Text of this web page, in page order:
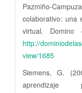
Pazmiño-
colaborativo: una
virtual. Domino
http://
view/1685
Siemens, G.